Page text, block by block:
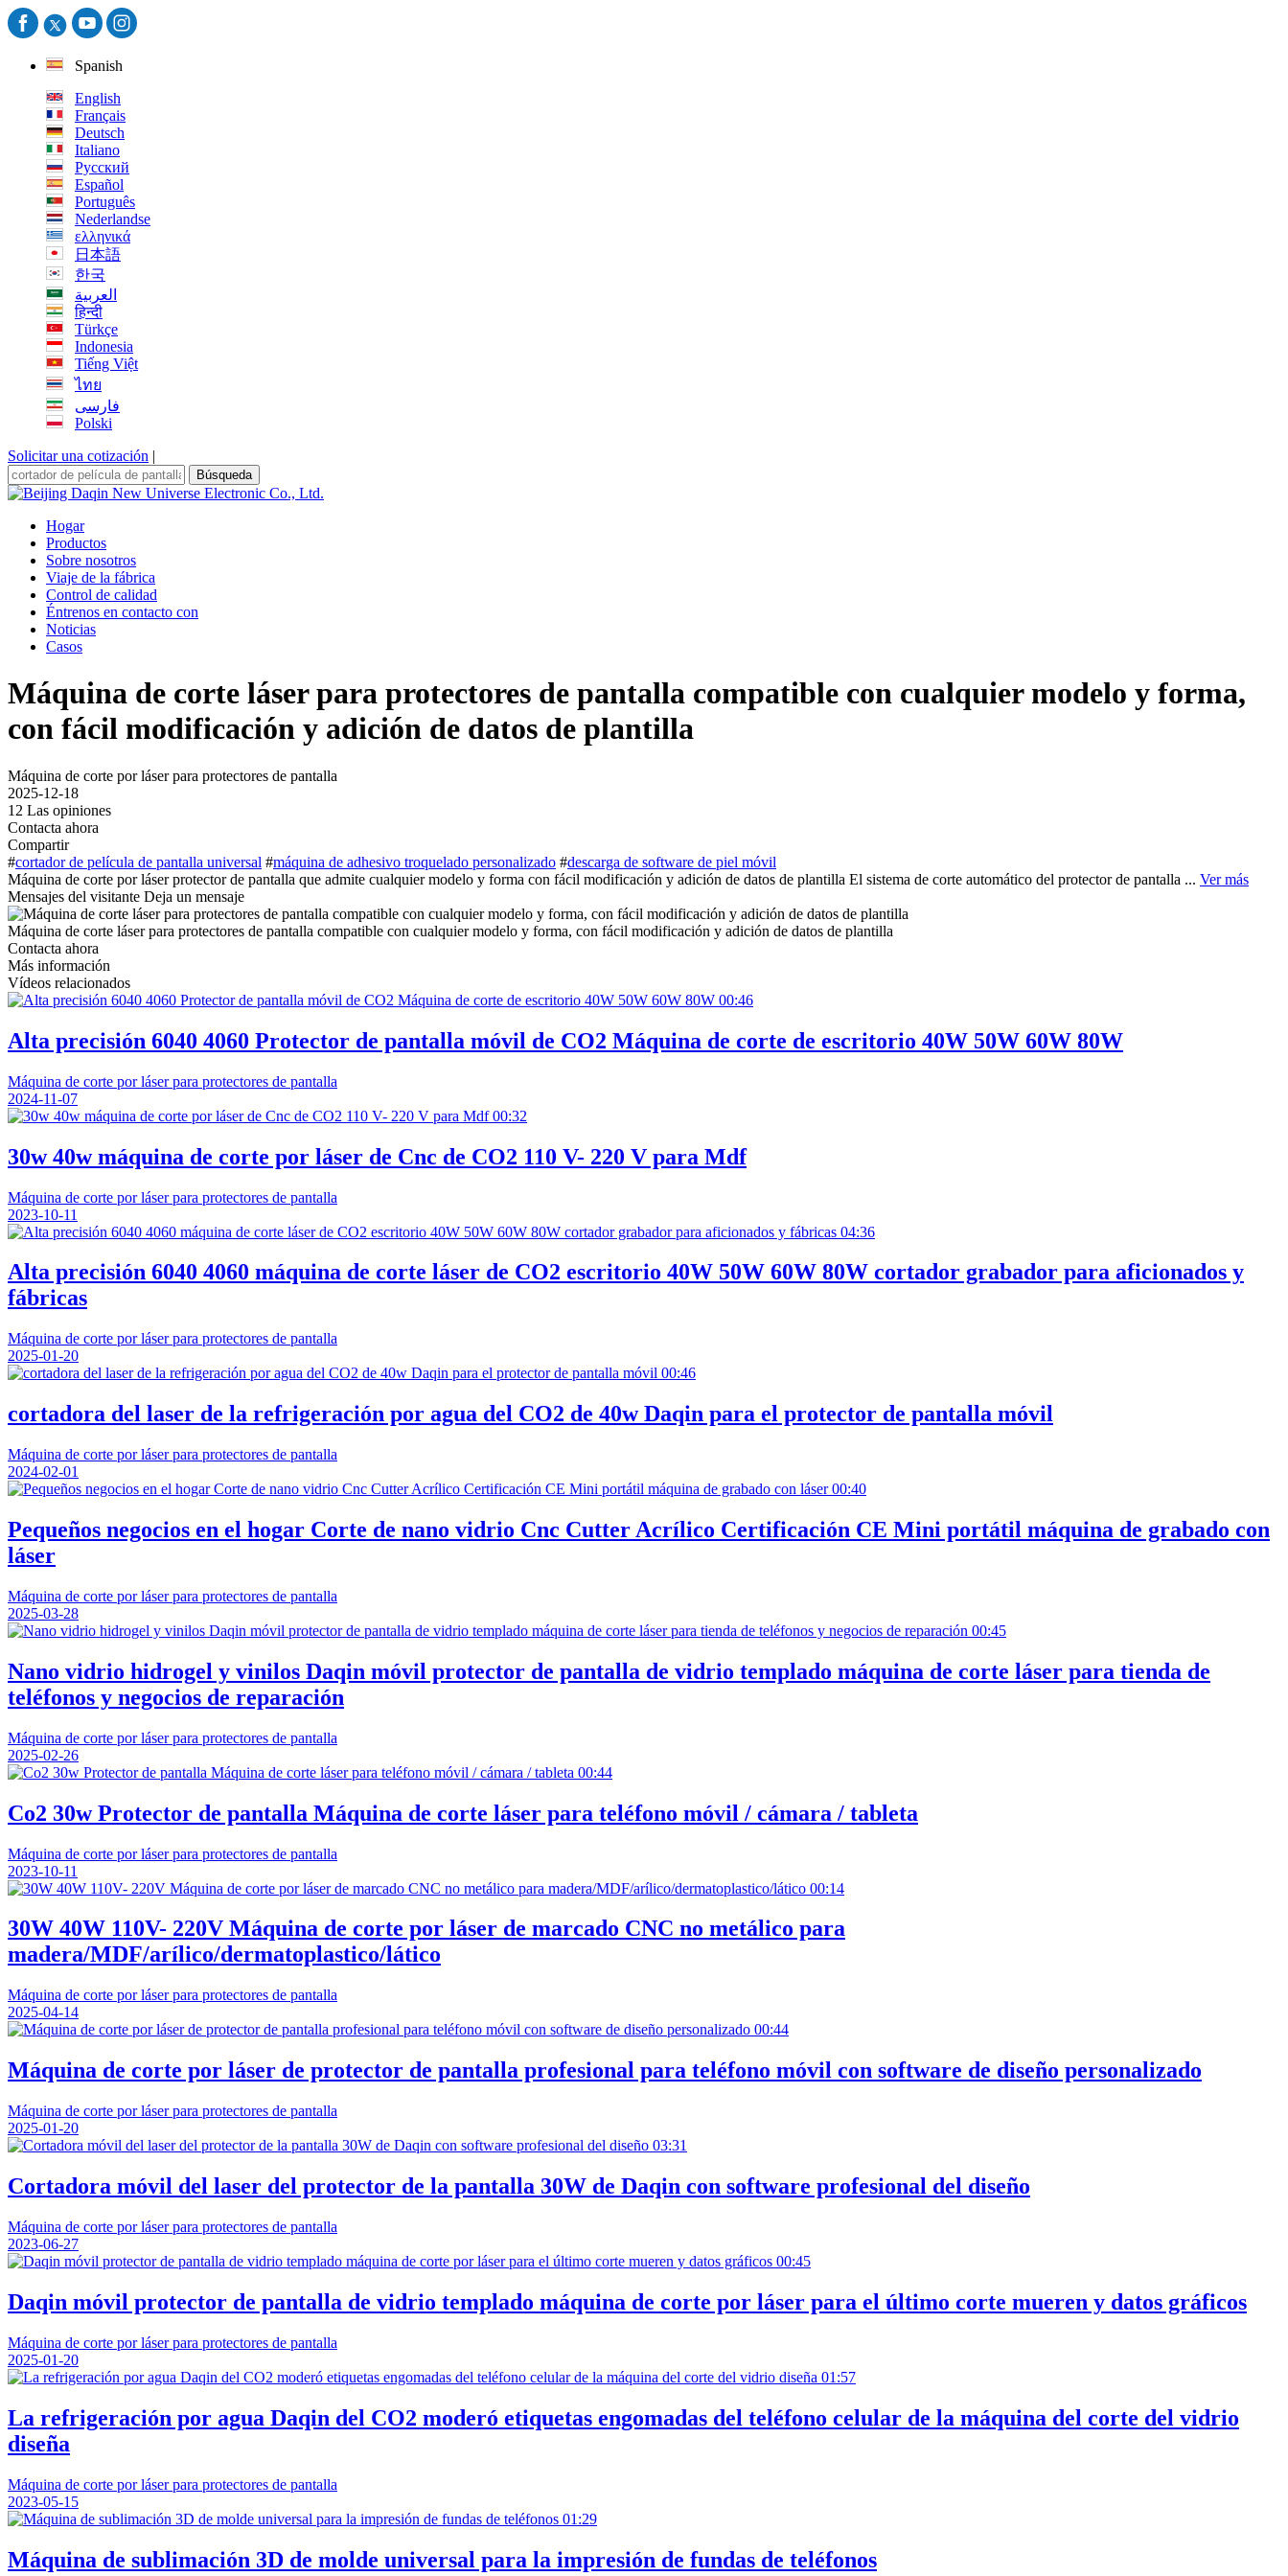
Spanish
English
Français
Deutsch
Italiano
Русский
Español
Português
Nederlandse
ελληνικά
日本語
한국
العربية
हिन्दी
Türkçe
Indonesia
Tiếng Việt
ไทย
فارسی
Polski
Solicitar una cotización |
Búsqueda
Hogar
Productos
Sobre nosotros
Viaje de la fábrica
Control de calidad
Éntrenos en contacto con
Noticias
Casos
Máquina de corte láser para protectores de pantalla compatible con cualquier modelo y forma,
con fácil modificación y adición de datos de plantilla
Máquina de corte por láser para protectores de pantalla
2025-12-18
12 Las opiniones
Contacta ahora
Compartir
#cortador de película de pantalla universal #máquina de adhesivo troquelado personalizado #descarga de software de piel móvil
Máquina de corte por láser protector de pantalla que admite cualquier modelo y forma con fácil modificación y adición de datos de plantilla El sistema de corte automático del protector de pantalla ... Ver más
Mensajes del visitante Deja un mensaje
Máquina de corte láser para protectores de pantalla compatible con cualquier modelo y forma, con fácil modificación y adición de datos de plantilla
Contacta ahora
Más información
Vídeos relacionados
00:46
Alta precisión 6040 4060 Protector de pantalla móvil de CO2 Máquina de corte de escritorio 40W 50W 60W 80W
Máquina de corte por láser para protectores de pantalla
2024-11-07
00:32
30w 40w máquina de corte por láser de Cnc de CO2 110 V- 220 V para Mdf
Máquina de corte por láser para protectores de pantalla
2023-10-11
04:36
Alta precisión 6040 4060 máquina de corte láser de CO2 escritorio 40W 50W 60W 80W cortador grabador para aficionados y
fábricas
Máquina de corte por láser para protectores de pantalla
2025-01-20
00:46
cortadora del laser de la refrigeración por agua del CO2 de 40w Daqin para el protector de pantalla móvil
Máquina de corte por láser para protectores de pantalla
2024-02-01
00:40
Pequeños negocios en el hogar Corte de nano vidrio Cnc Cutter Acrílico Certificación CE Mini portátil máquina de grabado con
láser
Máquina de corte por láser para protectores de pantalla
2025-03-28
00:45
Nano vidrio hidrogel y vinilos Daqin móvil protector de pantalla de vidrio templado máquina de corte láser para tienda de
teléfonos y negocios de reparación
Máquina de corte por láser para protectores de pantalla
2025-02-26
00:44
Co2 30w Protector de pantalla Máquina de corte láser para teléfono móvil / cámara / tableta
Máquina de corte por láser para protectores de pantalla
2023-10-11
00:14
30W 40W 110V- 220V Máquina de corte por láser de marcado CNC no metálico para
madera/MDF/arílico/dermatoplastico/lático
Máquina de corte por láser para protectores de pantalla
2025-04-14
00:44
Máquina de corte por láser de protector de pantalla profesional para teléfono móvil con software de diseño personalizado
Máquina de corte por láser para protectores de pantalla
2025-01-20
03:31
Cortadora móvil del laser del protector de la pantalla 30W de Daqin con software profesional del diseño
Máquina de corte por láser para protectores de pantalla
2023-06-27
00:45
Daqin móvil protector de pantalla de vidrio templado máquina de corte por láser para el último corte mueren y datos gráficos
Máquina de corte por láser para protectores de pantalla
2025-01-20
01:57
La refrigeración por agua Daqin del CO2 moderó etiquetas engomadas del teléfono celular de la máquina del corte del vidrio
diseña
Máquina de corte por láser para protectores de pantalla
2023-05-15
01:29
Máquina de sublimación 3D de molde universal para la impresión de fundas de teléfonos